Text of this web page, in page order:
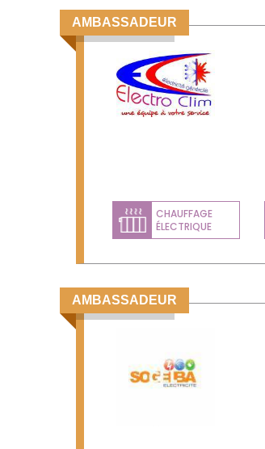
AMBASSADEUR
CHAUFFAGE
ÉLECTRIQUE
AMBASSADEUR